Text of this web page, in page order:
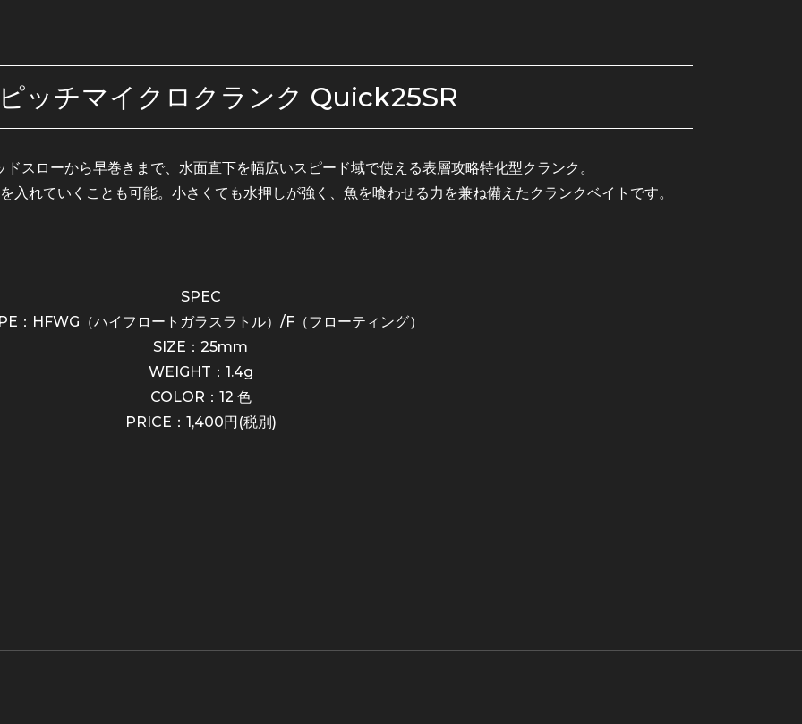
ッチマイクロクランク Quick25SR
スローから早巻きまで、水面直下を幅広いスピード域で使える表層攻略特化型クランク。
入れていくことも可能。小さくても水押しが強く、魚を喰わせる力を兼ね備えたクランクベイトです。
SPEC
：HFWG（ハイフロートガラスラトル）/F（フローティング）
SIZE：25mm
WEIGHT：1.4g
COLOR：12 色
PRICE：1,400円(税別)